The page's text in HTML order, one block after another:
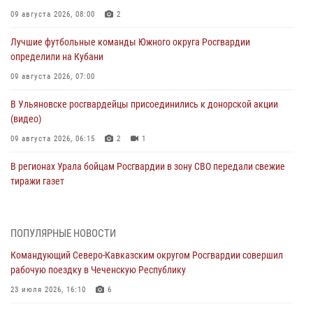
09 августа 2026, 08:00 2
Лучшие футбольные команды Южного округа Росгвардии
определили на Кубани
09 августа 2026, 07:00
В Ульяновске росгвардейцы присоединились к донорской акции
(видео)
09 августа 2026, 06:15 2 1
В регионах Урала бойцам Росгвардии в зону СВО передали свежие
тиражи газет
Росгвардейцы провели занятие по стрелковой подготовке для
краеведения Луганской Народной Республики
09 августа 2026, 05:00
ПОПУЛЯРНЫЕ НОВОСТИ
Командующий Северо-Кавказским округом Росгвардии совершил
рабочую поездку в Чеченскую Республику
23 июля 2026, 16:10 6